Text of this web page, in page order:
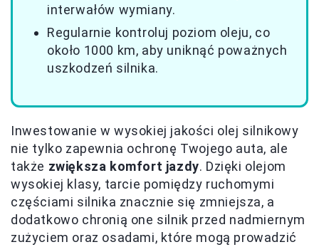
interwałów wymiany.
Regularnie kontroluj poziom oleju, co
około 1000 km, aby uniknąć poważnych
uszkodzeń silnika.
Inwestowanie w wysokiej jakości olej silnikowy
nie tylko zapewnia ochronę Twojego auta, ale
także zwiększa komfort jazdy. Dzięki olejom
wysokiej klasy, tarcie pomiędzy ruchomymi
częściami silnika znacznie się zmniejsza, a
dodatkowo chronią one silnik przed nadmiernym
zużyciem oraz osadami, które mogą prowadzić